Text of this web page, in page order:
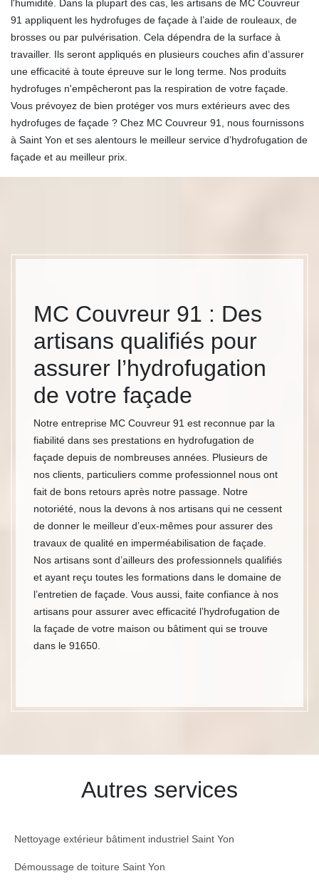
l'humidité. Dans la plupart des cas, les artisans de MC Couvreur
91 appliquent les hydrofuges de façade à l’aide de rouleaux, de
brosses ou par pulvérisation. Cela dépendra de la surface à
travailler. Ils seront appliqués en plusieurs couches afin d’assurer
une efficacité à toute épreuve sur le long terme. Nos produits
hydrofuges n'empêcheront pas la respiration de votre façade.
Vous prévoyez de bien protéger vos murs extérieurs avec des
hydrofuges de façade ? Chez MC Couvreur 91, nous fournissons
à Saint Yon et ses alentours le meilleur service d’hydrofugation de
façade et au meilleur prix.
MC Couvreur 91 : Des
artisans qualifiés pour
assurer l’hydrofugation
de votre façade
Notre entreprise MC Couvreur 91 est reconnue par la
fiabilité dans ses prestations en hydrofugation de
façade depuis de nombreuses années. Plusieurs de
nos clients, particuliers comme professionnel nous ont
fait de bons retours après notre passage. Notre
notoriété, nous la devons à nos artisans qui ne cessent
de donner le meilleur d’eux-mêmes pour assurer des
travaux de qualité en imperméabilisation de façade.
Nos artisans sont d’ailleurs des professionnels qualifiés
et ayant reçu toutes les formations dans le domaine de
l’entretien de façade. Vous aussi, faite confiance à nos
artisans pour assurer avec efficacité l’hydrofugation de
la façade de votre maison ou bâtiment qui se trouve
dans le 91650.
Autres services
Nettoyage extérieur bâtiment industriel Saint Yon
Démoussage de toiture Saint Yon